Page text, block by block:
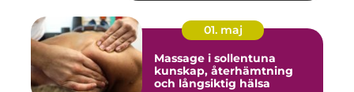
01. maj
Massage i sollentuna
kunskap, återhämtning
och långsiktig hälsa